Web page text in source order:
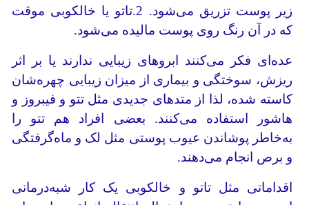
زیر پوست تزریق می‌شود. 2.تاتو یا خالکوبی‌ موقت
که در آن رنگ روی پوست مالیده می‌شود.
عده‌ای فکر می‌کنند ابروهای زیبایی ندارند یا بر اثر
ریزش، سوختگی و بیماری از میزان زیبایی چهره‌شان
کاسته شده، لذا از متدهای جدیدی مثل تتو و فیبروز و
هاشور استفاده می‌کنند. بعضی افراد هم تتو را
به‌خاطر پوشاندن عیوب پوستی مثل لک و ماه‌گرفتگی
و برص انجام می‌دهند.
اقداماتی مثل تاتو و خالکوبی یک کار شبه‌درمانی